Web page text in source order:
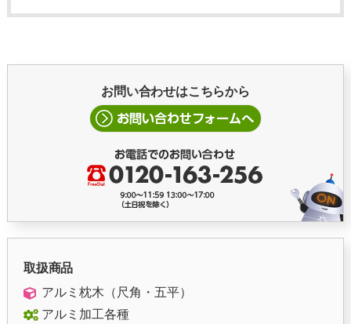
お問い合わせはこちらから
取扱商品
アルミ枕木（尺角・五平）
アルミ加工各種